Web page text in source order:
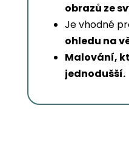
obrazů ze
Je vhodné
ohledu na
Malování,
jednodušší.